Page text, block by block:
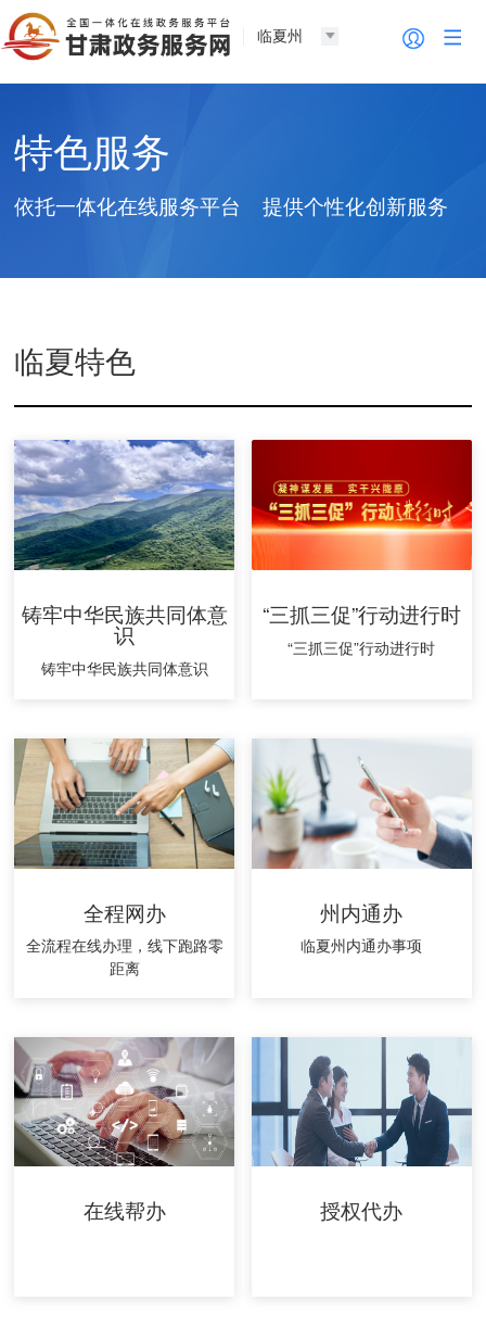
临夏州
特色服务
依托一体化在线服务平台 提供个性化创新服务
临夏特色
铸牢中华民族共同体意
识
铸牢中华民族共同体意识
“三抓三促”行动进行时
“三抓三促”行动进行时
全程网办
全流程在线办理，线下跑路零
距离
州内通办
临夏州内通办事项
在线帮办 授权代办